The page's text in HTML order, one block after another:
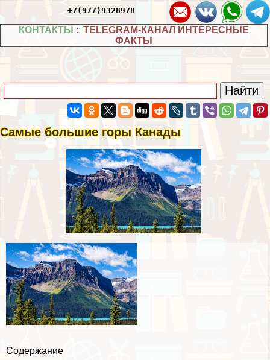
+7(977)9328978
КОНТАКТЫ :: TELEGRAM-КАНАЛ ИНТЕРЕСНЫЕ
ФАКТЫ
Самые большие горы Канады
Содержание